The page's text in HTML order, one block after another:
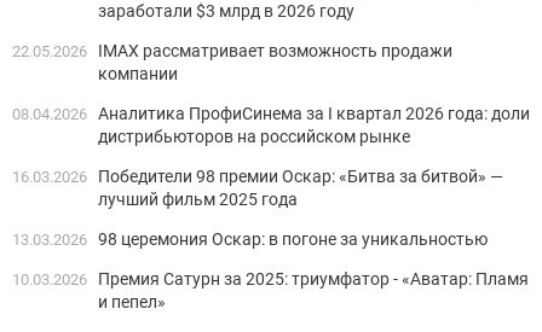
заработали $3 млрд в 2026 году
22.05.2026
IMAX рассматривает возможность продажи
компании
08.04.2026 Аналитика ПрофиСинема за I квартал 2026 года: доли
дистрибьюторов на российском рынке
16.03.2026
Победители 98 премии Оскар: «Битва за битвой» —
лучший фильм 2025 года
13.03.2026 98 церемония Оскар: в погоне за уникальностью
10.03.2026
Премия Сатурн за 2025: триумфатор - «Аватар: Пламя
и пепел»